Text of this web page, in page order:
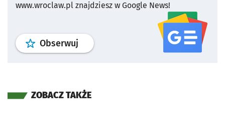
www.wroclaw.pl znajdziesz w Google News!
Obserwuj profil serwisu
ZOBACZ TAKŻE